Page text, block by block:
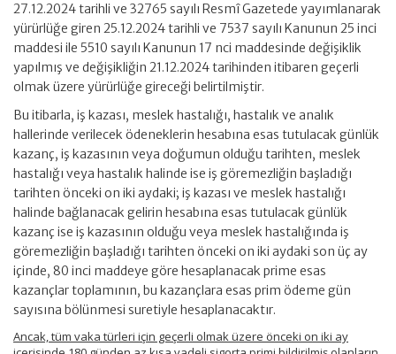
27.12.2024 tarihli ve 32765 sayılı Resmî Gazetede yayımlanarak
yürürlüğe giren 25.12.2024 tarihli ve 7537 sayılı Kanunun 25 inci
maddesi ile 5510 sayılı Kanunun 17 nci maddesinde değişiklik
yapılmış ve değişikliğin 21.12.2024 tarihinden itibaren geçerli
olmak üzere yürürlüğe gireceği belirtilmiştir.
Bu itibarla, iş kazası, meslek hastalığı, hastalık ve analık
hallerinde verilecek ödeneklerin hesabına esas tutulacak günlük
kazanç, iş kazasının veya doğumun olduğu tarihten, meslek
hastalığı veya hastalık halinde ise iş göremezliğin başladığı
tarihten önceki on iki aydaki; iş kazası ve meslek hastalığı
halinde bağlanacak gelirin hesabına esas tutulacak günlük
kazanç ise iş kazasının olduğu veya meslek hastalığında iş
göremezliğin başladığı tarihten önceki on iki aydaki son üç ay
içinde, 80 inci maddeye göre hesaplanacak prime esas
kazançlar toplamının, bu kazançlara esas prim ödeme gün
sayısına bölünmesi suretiyle hesaplanacaktır.
Ancak, tüm vaka türleri için geçerli olmak üzere önceki on iki ay